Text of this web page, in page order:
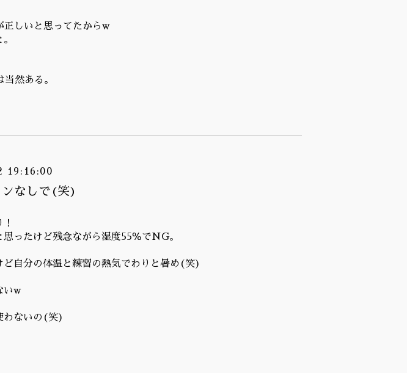
正しいと思ってたからw
然ある。
19:16:00
ンなしで(笑)
ったけど残念ながら湿度55％でNG。
ど自分の体温と練習の熱気でわりと暑め(笑)
いw
わないの(笑)